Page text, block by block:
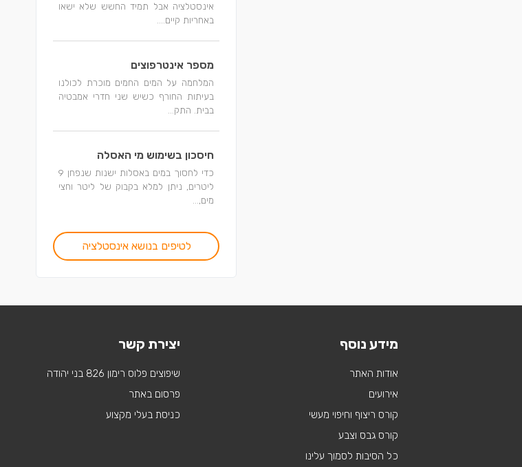
אינסטלציה אבל תמיד החשש שלא ישאו
באחריות קיים....
מספר אינטרפוצים
המלחמה על המים החמים מוכרת לכולנו
בעיתות החורף כשיש שני חדרי אמבטיה
בבית. התק...
חיסכון בשימוש מי האסלה
כדי לחסוך במים באסלות ישנות שנפחן 9
ליטרים, ניתן למלא בקבוק של ליטר וחצי
מים,...
לטיפים בנושא אינסטלציה
מידע נוסף
אודות האתר
אירועים
קורס ריצוף וחיפוי מעשי
קורס גבס וצבע
כל הסיבות לסמוך עלינו
יצירת קשר
שיפוצים פלוס רימון 826 בני יהודה
פרסום באתר
כניסת בעלי מקצוע